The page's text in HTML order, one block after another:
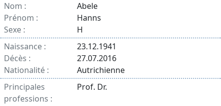
Nom :
Abele
Prénom :
Hanns
Sexe :
H
Naissance :
23.12.1941
Décès :
27.07.2016
Nationalité :
Autrichienne
Principales
professions :
Prof. Dr.